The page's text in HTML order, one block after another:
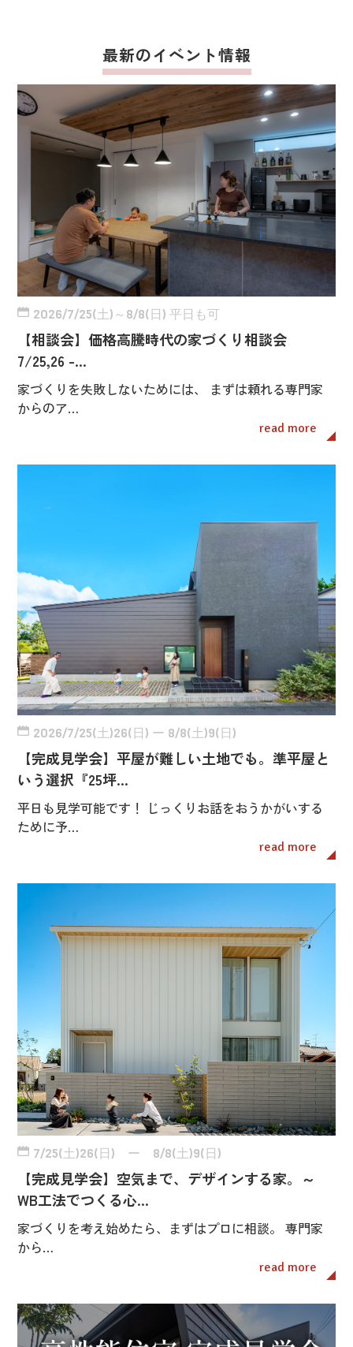
最新のイベント情報
2026/7/25(土)～8/8(日) 平日も可
【相談会】価格高騰時代の家づくり相談会
7/25,26 -…
家づくりを失敗しないためには、 まずは頼れる専門家
からのア…
read more
2026/7/25(土)26(日) ー 8/8(土)9(日)
【完成見学会】平屋が難しい土地でも。準平屋と
いう選択『25坪…
平日も見学可能です！ じっくりお話をおうかがいする
ために予…
read more
7/25(土)26(日) ー 8/8(土)9(日)
【完成見学会】空気まで、デザインする家。～
WB工法でつくる心…
家づくりを考え始めたら、まずはプロに相談。 専門家
から…
read more